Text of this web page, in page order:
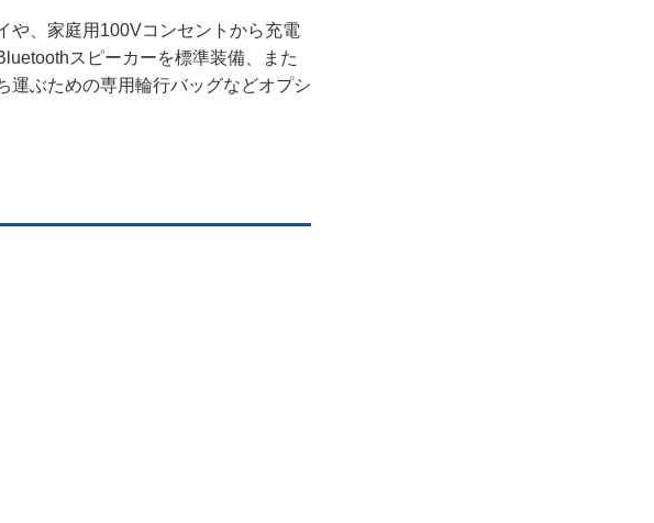
や、家庭用100Vコンセントから充電
スピーカーを標準装備、また
運ぶための専用輪行バッグなどオプシ